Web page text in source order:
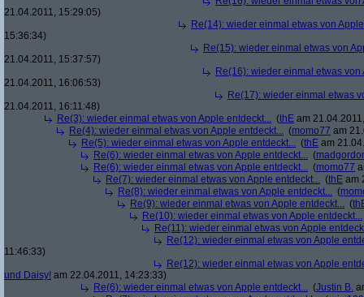
21.04.2011, 15:29:05)
Re(14): wieder einmal etwas von
15:36:34)
Re(15): wieder einmal etwas von
21.04.2011, 15:37:57)
Re(16): wieder einmal etwas von
21.04.2011, 16:06:53)
Re(17): wieder einmal etwas
21.04.2011, 16:11:48)
Re(3): wieder einmal etwas von Apple entdeckt... (thE am
Re(4): wieder einmal etwas von Apple entdeckt... (momo77 am
Re(5): wieder einmal etwas von Apple entdeckt... (thE am
Re(6): wieder einmal etwas von Apple entdeckt... (
Re(6): wieder einmal etwas von Apple entdeckt... (momo77
Re(7): wieder einmal etwas von Apple entdeckt... (thE am
Re(8): wieder einmal etwas von Apple entdeckt... (
Re(9): wieder einmal etwas von Apple entdeckt... (
Re(10): wieder einmal etwas von Apple entdeckt...
Re(11): wieder einmal etwas von Apple
Re(12): wieder einmal etwas von Apple
11:46:33)
Re(12): wieder einmal etwas von Apple
und Daisy! am 22.04.2011, 14:23:33)
Re(6): wieder einmal etwas von Apple entdeckt... (Justin B.